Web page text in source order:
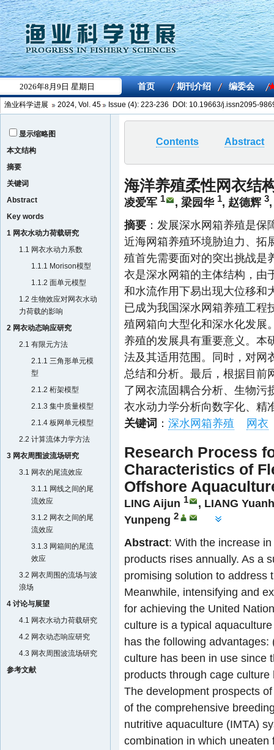
渔业科学进展 2024, Vol. 45 Issue (4): 223-236 DOI: 10.19663/j.issn2095-
显示缩略图
本文结构
摘要
关键词
Abstract
Key words
1 网衣水动力荷载研究
1.1 网衣水动力系数
1.1.1 Morison模型
1.1.2 面单元模型
1.2 生物效应对网衣水动
力荷载的影响
2 网衣动态响应研究
2.1 有限元方法
2.1.1 三角形单元模
型
2.1.2 桁架模型
2.1.3 集中质量模型
2.1.4 板网单元模型
2.2 计算流体力学方法
3 网衣周围波流场研究
3.1 网衣的尾流效应
3.1.1 网线之间的尾
流效应
3.1.2 网衣之间的尾
流效应
3.1.3 网箱间的尾流
效应
3.2 网衣周围的流场与波
浪场
4 讨论与展望
4.1 网衣水动力荷载研究
4.2 网衣动态响应研究
4.3 网衣周围波流场研究
参考文献
Contents Abstract
海洋养殖柔性网衣结
凌爱军 1 , 梁园华 1, 赵德辉 3
摘要 ：发展深水网箱养殖是
近海网箱养殖环境胁迫力、拓
殖首先需要面对的突出挑战是
衣是深水网箱的主体结构，由
和水流作用下易出现大位移和
已成为我国深水网箱养殖工程
殖网箱向大型化和深水化发展
养殖的发展具有重要意义。本
法及其适用范围。同时，对网
总结和分析。最后，根据目前
了网衣流固耦合分析、生物污
衣水动力学分析向数字化、精
关键词 ： 深水网箱养殖 网衣
Research Process
Characteristics of
Offshore
LING Aijun 1 , LIANG
Yunpeng 2
Abstract: With the increase
products rises annually. As a
promising solution to address
Meanwhile, intensifying and
for achieving the United
culture is a typical
has the following advantages:
culture has been in use since
products through cage
The development prospects
of the comprehensive
nutritive aquaculture (IMTA)
combination in which